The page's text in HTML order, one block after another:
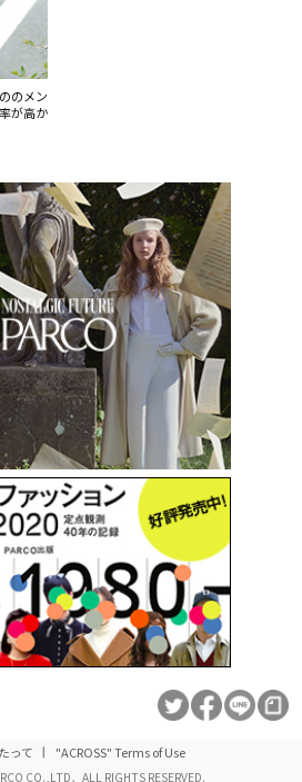
のメン
が高か
って "ACROSS" Terms of Use
CO.,LTD．ALL RIGHTS RESERVED.